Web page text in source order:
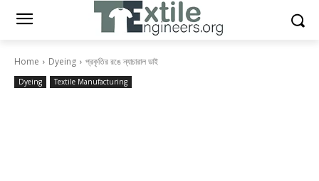
Home Dyeing প্রকৃতির রঙে ন্যাচারাল ডাই
Dyeing Textile Manufacturing